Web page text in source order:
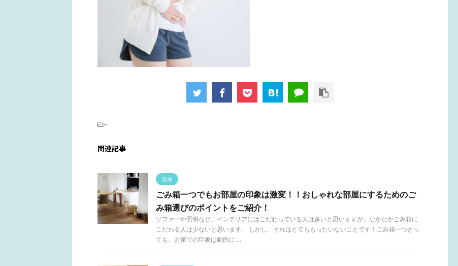
-
関連記事
収納
ごみ箱一つでもお部屋の印象は激変！！おしゃれな部屋にするためのご
み箱選びのポイントをご紹介！
ソファーや照明など、インテリアにはこだわっている人は多いと思いますが、なかなかごみ箱に
こだわる人は少ないと思います。 しかし、それはとてももったいないことです！ごみ箱一つとっ
ても、お家での印象は劇的に ...